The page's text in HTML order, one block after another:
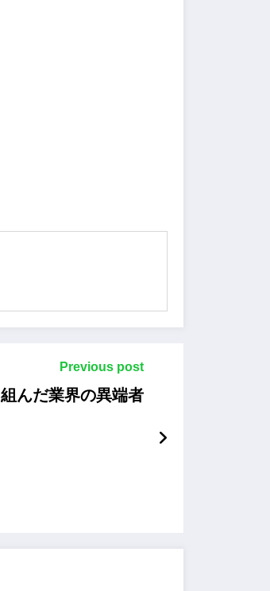
Previous post
んだ業界の異端者